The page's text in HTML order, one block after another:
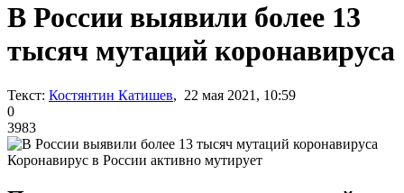
В России выявили более 13
тысяч мутаций коронавируса
Текст: Костянтин Катишев, 22 мая 2021, 10:59
0
3983
Коронавирус в России активно мутирует